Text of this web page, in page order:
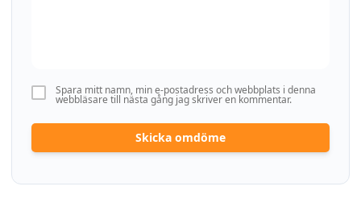
Spara mitt namn, min e-postadress och webbplats i denna
webbläsare till nästa gång jag skriver en kommentar.
Skicka omdöme